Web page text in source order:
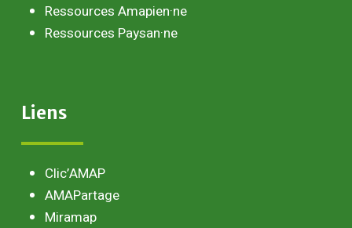
Ressources Amapien·ne
Ressources Paysan·ne
Liens
Clic’AMAP
AMAPartage
Miramap